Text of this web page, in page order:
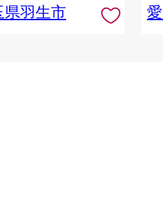
県羽生市